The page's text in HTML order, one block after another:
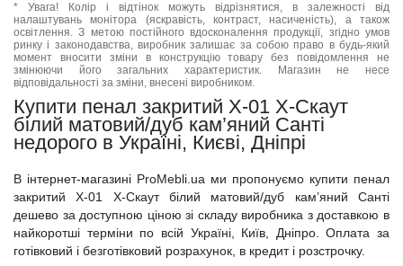
* Увага! Колір і відтінок можуть відрізнятися, в залежності від
налаштувань монітора (яскравість, контраст, насиченість), а також
освітлення. З метою постійного вдосконалення продукції, згідно умов
ринку і законодавства, виробник залишає за собою право в будь-який
момент вносити зміни в конструкцію товару без повідомлення не
змінюючи його загальних характеристик. Магазин не несе
відповідальності за зміни, внесені виробником.
Купити пенал закритий Х-01 X-Скаут
білий матовий/дуб кам’яний Санті
недорого в Україні, Києві, Дніпрі
В інтернет-магазині ProMebli.ua ми пропонуємо купити пенал
закритий Х-01 X-Скаут білий матовий/дуб кам’яний Санті
дешево за доступною ціною зі складу виробника з доставкою в
найкоротші терміни по всій Україні, Київ, Дніпро. Оплата за
готівковий і безготівковий розрахунок, в кредит і розстрочку.